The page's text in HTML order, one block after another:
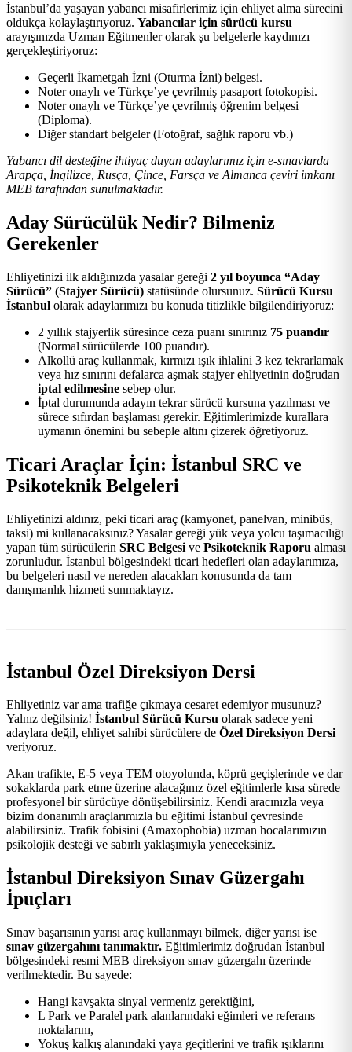
İstanbul’da yaşayan yabancı misafirlerimiz için ehliyet alma sürecini
oldukça kolaylaştırıyoruz. Yabancılar için sürücü kursu
arayışınızda Uzman Eğitmenler olarak şu belgelerle kaydınızı
gerçekleştiriyoruz:
Geçerli İkametgah İzni (Oturma İzni) belgesi.
Noter onaylı ve Türkçe’ye çevrilmiş pasaport fotokopisi.
Noter onaylı ve Türkçe’ye çevrilmiş öğrenim belgesi
(Diploma).
Diğer standart belgeler (Fotoğraf, sağlık raporu vb.)
Yabancı dil desteğine ihtiyaç duyan adaylarımız için e-sınavlarda
Arapça, İngilizce, Rusça, Çince, Farsça ve Almanca çeviri imkanı
MEB tarafından sunulmaktadır.
Aday Sürücülük Nedir? Bilmeniz
Gerekenler
Ehliyetinizi ilk aldığınızda yasalar gereği 2 yıl boyunca “Aday
Sürücü” (Stajyer Sürücü) statüsünde olursunuz. Sürücü Kursu
İstanbul olarak adaylarımızı bu konuda titizlikle bilgilendiriyoruz:
2 yıllık stajyerlik süresince ceza puanı sınırınız 75 puandır
(Normal sürücülerde 100 puandır).
Alkollü araç kullanmak, kırmızı ışık ihlalini 3 kez tekrarlamak
veya hız sınırını defalarca aşmak stajyer ehliyetinin doğrudan
iptal edilmesine sebep olur.
İptal durumunda adayın tekrar sürücü kursuna yazılması ve
sürece sıfırdan başlaması gerekir. Eğitimlerimizde kurallara
uymanın önemini bu sebeple altını çizerek öğretiyoruz.
Ticari Araçlar İçin: İstanbul SRC ve
Psikoteknik Belgeleri
Ehliyetinizi aldınız, peki ticari araç (kamyonet, panelvan, minibüs,
taksi) mi kullanacaksınız? Yasalar gereği yük veya yolcu taşımacılığı
yapan tüm sürücülerin SRC Belgesi ve Psikoteknik Raporu alması
zorunludur. İstanbul bölgesindeki ticari hedefleri olan adaylarımıza,
bu belgeleri nasıl ve nereden alacakları konusunda da tam
danışmanlık hizmeti sunmaktayız.
İstanbul Özel Direksiyon Dersi
Ehliyetiniz var ama trafiğe çıkmaya cesaret edemiyor musunuz?
Yalnız değilsiniz! İstanbul Sürücü Kursu olarak sadece yeni
adaylara değil, ehliyet sahibi sürücülere de Özel Direksiyon Dersi
veriyoruz.
Akan trafikte, E-5 veya TEM otoyolunda, köprü geçişlerinde ve dar
sokaklarda park etme üzerine alacağınız özel eğitimlerle kısa sürede
profesyonel bir sürücüye dönüşebilirsiniz. Kendi aracınızla veya
bizim donanımlı araçlarımızla bu eğitimi İstanbul çevresinde
alabilirsiniz. Trafik fobisini (Amaxophobia) uzman hocalarımızın
psikolojik desteği ve sabırlı yaklaşımıyla yeneceksiniz.
İstanbul Direksiyon Sınav Güzergahı
İpuçları
Sınav başarısının yarısı araç kullanmayı bilmek, diğer yarısı ise
sınav güzergahını tanımaktır. Eğitimlerimiz doğrudan İstanbul
bölgesindeki resmi MEB direksiyon sınav güzergahı üzerinde
verilmektedir. Bu sayede:
Hangi kavşakta sinyal vermeniz gerektiğini,
L Park ve Paralel park alanlarındaki eğimleri ve referans
noktalarını,
Yokuş kalkış alanındaki yaya geçitlerini ve trafik ışıklarını